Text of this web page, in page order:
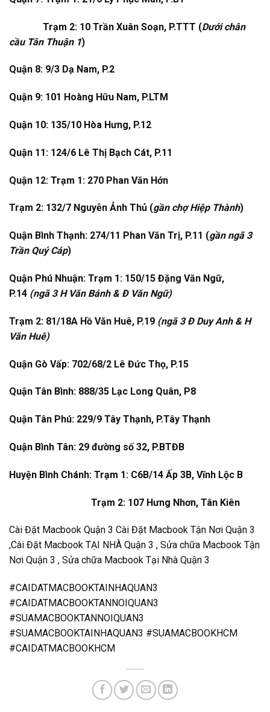
Trạm 2: 10 Trần Xuân Soạn, P.TTT (Dưới chân
cầu Tân Thuận 1)
Quận 8: 9/3 Dạ Nam, P.2
Quận 9: 101 Hoàng Hữu Nam, P.LTM
Quận 10: 135/10 Hòa Hưng, P.12
Quận 11: 124/6 Lê Thị Bạch Cát, P.11
Quận 12: Trạm 1: 270 Phan Văn Hớn
Trạm 2: 132/7 Nguyễn Ảnh Thủ (gần chợ Hiệp Thành)
Quận Bình Thạnh: 274/11 Phan Văn Trị, P.11 (gần ngã 3
Trần Quý Cáp)
Quận Phú Nhuận: Trạm 1: 150/15 Đặng Văn Ngữ,
P.14 (ngã 3 H Văn Bánh & Đ Văn Ngữ)
Trạm 2: 81/18A Hồ Văn Huê, P.19 (ngã 3 Đ Duy Anh & H
Văn Huê)
Quận Gò Vấp: 702/68/2 Lê Đức Thọ, P.15
Quận Tân Bình: 888/35 Lạc Long Quân, P8
Quận Tân Phú: 229/9 Tây Thạnh, P.Tây Thạnh
Quận Bình Tân: 29 đường số 32, P.BTĐB
Huyện Bình Chánh: Trạm 1: C6B/14 Ấp 3B, Vĩnh Lộc B
Trạm 2: 107 Hưng Nhơn, Tân Kiên
Cài Đặt Macbook Quận 3 Cài Đặt Macbook Tận Nơi Quận 3
,Cài Đặt Macbook TẠI NHÀ Quận 3 , Sửa chữa Macbook Tận
Nơi Quận 3 , Sửa chữa Macbook Tại Nhà Quận 3
#CAIDATMACBOOKTAINHAQUAN3
#CAIDATMACBOOKTANNOIQUAN3
#SUAMACBOOKTANNOIQUAN3
#SUAMACBOOKTAINHAQUAN3 #SUAMACBOOKHCM
#CAIDATMACBOOKHCM